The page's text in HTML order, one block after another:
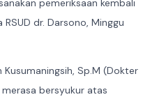
pemeriksaan kembali
dr. Darsono, Minggu
Sp.M (Dokter
bersyukur atas